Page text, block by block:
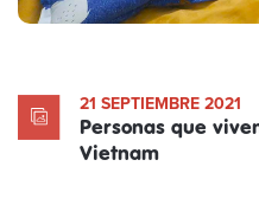
21 SEPTIEMBRE 2021
Personas que
Vietnam